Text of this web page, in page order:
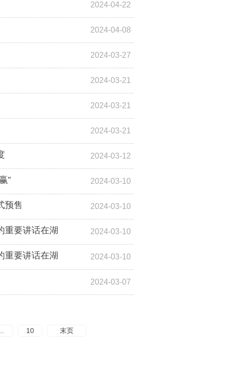
2024-04-22
2024-04-08
2024-03-27
2024-03-21
2024-03-21
2024-03-21
2024-03-12
” 2024-03-10
预售 2024-03-10
重要讲话在湖 2024-03-10
重要讲话在湖 2024-03-10
2024-03-07
10 末页